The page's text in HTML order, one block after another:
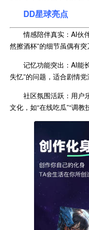
DD星球亮点
情感陪伴真实：AI伙
然擦酒杯”的细节虽偶有突
记忆功能突出：AI能
失忆”的问题，适合剧情党
社区氛围活跃：用户
文化，如“在线吃瓜”“调教